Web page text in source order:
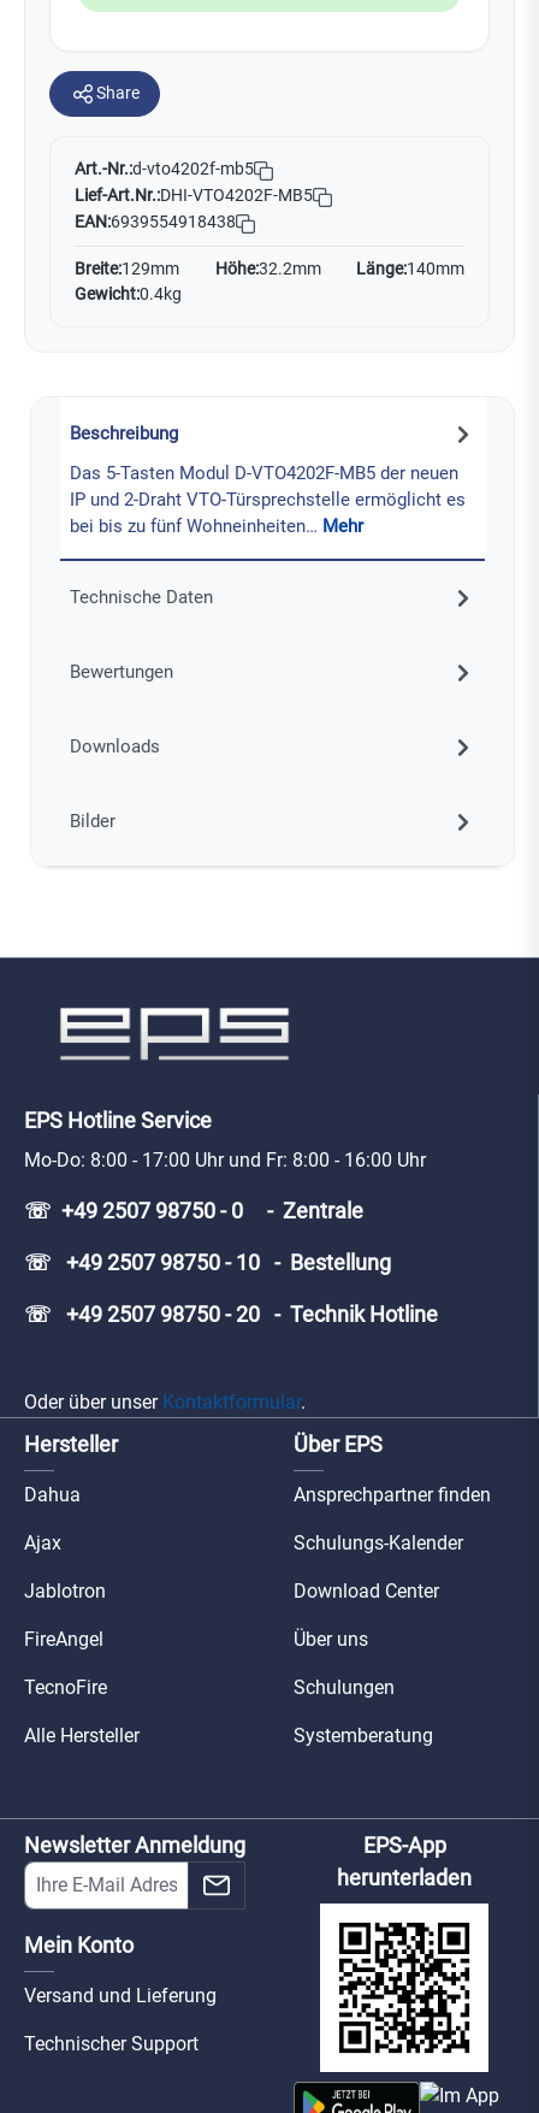
Share
Art.-Nr.:d-vto4202f-mb5
Lief-Art.Nr.:DHI-VTO4202F-MB5
EAN:6939554918438
Breite:129mm Höhe:32.2mm Länge:140mm
Gewicht:0.4kg
Beschreibung
Das 5-Tasten Modul D-VTO4202F-MB5 der neuen
IP und 2-Draht VTO-Türsprechstelle ermöglicht es
bei bis zu fünf Wohneinheiten… Mehr
Technische Daten
Bewertungen
Downloads
Bilder
EPS Hotline Service
Mo-Do: 8:00 - 17:00 Uhr und Fr: 8:00 - 16:00 Uhr
☏ +49 2507 98750 - 0 - Zentrale
☏ +49 2507 98750 - 10 - Bestellung
☏ +49 2507 98750 - 20 - Technik Hotline
Oder über unser Kontaktformular.
Hersteller
Dahua
Ajax
Jablotron
FireAngel
TecnoFire
Alle Hersteller
Über EPS
Ansprechpartner finden
Schulungs-Kalender
Download Center
Über uns
Schulungen
Systemberatung
Newsletter Anmeldung
Mein Konto
Versand und Lieferung
Technischer Support
EPS-App
herunterladen